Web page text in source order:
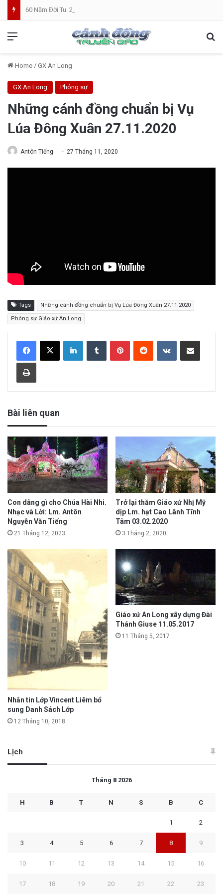
Home / GX An Long
GX An Long Phóng sự
Những cánh đồng chuẩn bị Vụ
Lúa Đông Xuân 27.11.2020
Antôn Tiếng 27 Tháng 11, 2020
Tags Những cánh đồng chuẩn bị Vụ Lúa Đông Xuân 27.11.2020
Phóng sự Giáo xứ An Long
Bài liên quan
Con dâng gì cho Chúa Hài Nhi.
Nhạc và Lời: Lm. Antôn
Nguyễn Văn Tiếng
21 Tháng 12, 2023
Trở lại thăm Giáo xứ Nhị Mỹ
dịp Lm. hạt Cao Lãnh Tĩnh
Tâm 03.02.2020
3 Tháng 2, 2020
Nhắn tin Lớp Vincent Liêm bổ
sung Danh Sách Lớp
12 Tháng 10, 2018
Giáo xứ An Long xây dựng Đài
Thánh Giuse 11.05.2017
11 Tháng 5, 2017
Lịch
Tháng 8 2026
H B T N S B C
1 2
3 4 5 6 7 8 9
10 11 12 13 14 15 16
17 18 19 20 21 22 23